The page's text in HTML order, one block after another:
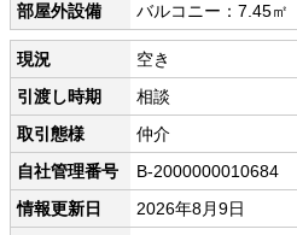
部屋外設備
バルコニー：7.45㎡
現況
空き
引渡し時期
相談
取引態様
仲介
自社管理番号
B-2000000010684
情報更新日
2026年8月9日